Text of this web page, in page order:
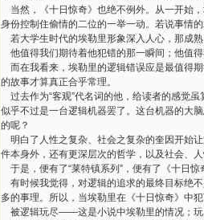
当然，《十日惊奇》也绝不例外。从一开始
身份控制住偷情的二位的一举一动。若说事情
若大学生时代的埃勒里形象深入人心，那成熟
他值得我们期待着他犯错的那一瞬间；他值
而在我看来，埃勒里的逻辑错误应是最值得
的故事才算真正合乎常理。
过去作为“客观”代名词的他，给读者的感觉虽
似乎不过是一台逻辑机器罢了。这台机器的大
的呢？
明白了人性之复杂、社会之复杂的奎因开始
件本身外，还有更深层次的哲学，以及社会、人
于是，便有了“莱特镇系列 ” ，便有了《十日惊
有时候我觉得，对逻辑的追求的最终目标绝
多的事理。所以，当埃勒里在《十日惊奇》中
被逻辑玩尽——这是小说中埃勒里的情况；